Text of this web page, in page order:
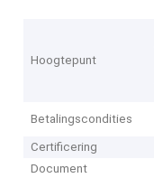
Hoogtepunt
Betalingscondities
Certificering
Document